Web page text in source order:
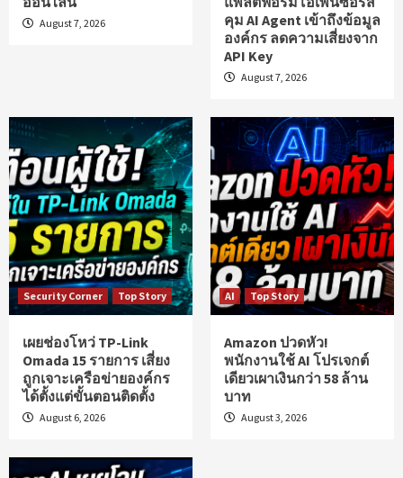
August 7, 2026
คุม AI Agent เข้าถึงข้อมูล
องค์กร ลดความเสี่ยงจาก
API Key
August 7, 2026
Security Corner Top Story
เผยช่องโหว่ TP-Link
Omada 15 รายการ เสี่ยง
ถูกเจาะเครือข่ายองค์กร
ได้ตั้งแต่ขั้นตอนติดตั้ง
August 6, 2026
AI Top Story
Amazon ปวดหัว!
พนักงานใช้ AI โปรเจกต์
เดียวเผาเงินกว่า 58 ล้าน
บาท
August 3, 2026